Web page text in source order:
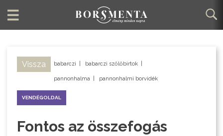
Vissza babarczi babarczi szőlőbirtok
pannonhalma pannonhalmi borvidék
VENDÉGOLDAL
Fontos az összefogás